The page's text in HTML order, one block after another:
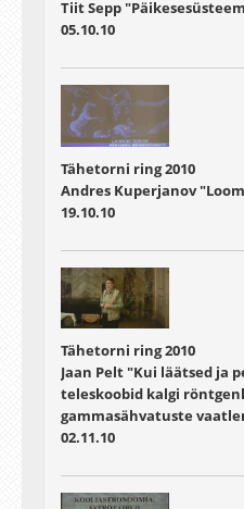
Tiit Sepp
05.10.10
Tähetorni ring 2010
Andres Kuperjanov
19.10.10
Tähetorni ring 2010
Jaan Pelt "Kui läätsed ja
teleskoobid kalgi
gammasähvatuste
02.11.10